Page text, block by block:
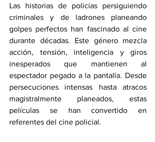
Las historias de policías persiguiendo
criminales y de ladrones planeando
golpes perfectos han fascinado al cine
durante décadas. Este género mezcla
acción, tensión, inteligencia y giros
inesperados que mantienen al
espectador pegado a la pantalla. Desde
persecuciones intensas hasta atracos
magistralmente planeados, estas
películas se han convertido en
referentes del cine policial.